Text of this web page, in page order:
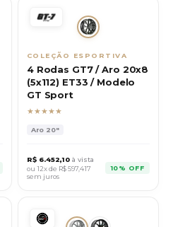
COLEÇÃO ESPORTIVA
4 Rodas GT7 / Aro 20x8
(5x112) ET33 / Modelo
GT Sport
★★★★★
Aro 20"
R$ 6.452,10 à vista
ou 12x de R$597,417
sem juros
10% OFF